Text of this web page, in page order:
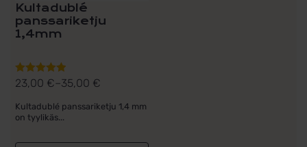
Kultadublé
panssariketju
1,4mm
Arvostelu
5.00/ 5
23,00 €–35,00 €
Hintaluokka:
23,00 €
-
35,00 €
Kultadublé panssariketju 1,4 mm
on tyylikäs...